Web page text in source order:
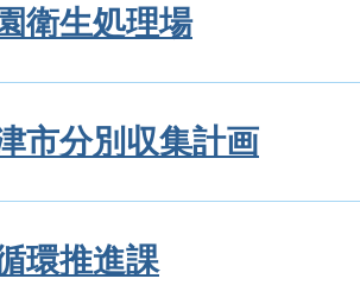
衛生処理場
市分別収集計画
環推進課